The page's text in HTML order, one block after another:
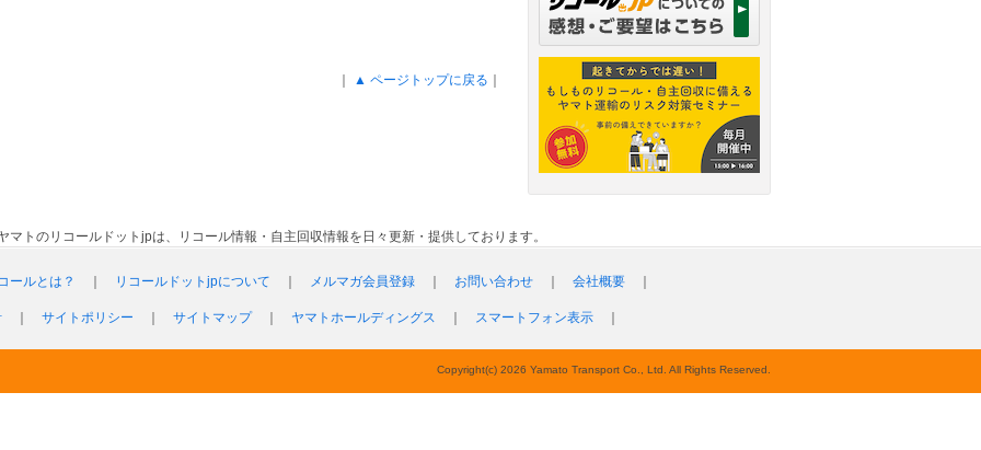
▲ ページトップに戻る
マトのリコールドットjpは、リコール情報・自主回収情報を日々更新・提供しております。
ールとは？ リコールドットjpについて メルマガ会員登録 お問い合わせ 会社概要
サイトポリシー サイトマップ｜ ヤマトホールディングス スマートフォン表示
Copyright(c) 2026 Yamato Transport Co., Ltd. All Rights Reserved.